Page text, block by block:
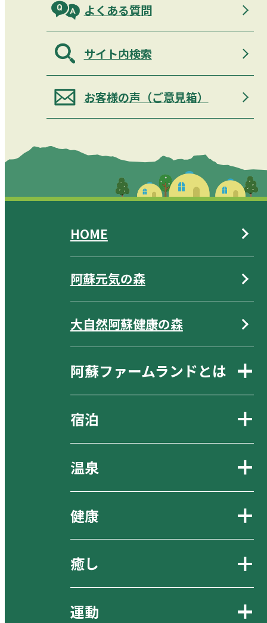
よくある質問
サイト内検索
お客様の声（ご意見箱）
HOME
阿蘇元気の森
大自然阿蘇健康の森
阿蘇ファームランドとは
宿泊
温泉
健康
癒し
運動